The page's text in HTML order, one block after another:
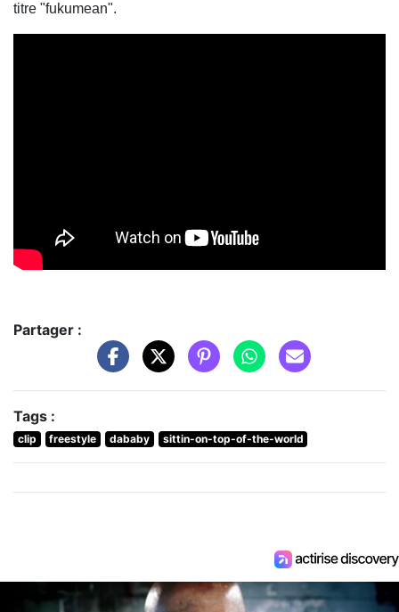
titre "fukumean".
Partager :
Tags :
clip freestyle dababy sittin-on-top-of-the-world